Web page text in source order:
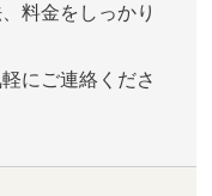
料金をしっかり
にご連絡くださ